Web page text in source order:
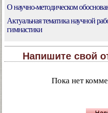
О научно-методическом
Актуальная тематика научной
гимнастики
Напишите свой
Пока нет